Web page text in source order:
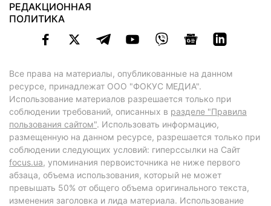
РЕДАКЦИОННАЯ
ПОЛИТИКА
Все права на материалы, опубликованные на данном
ресурсе, принадлежат ООО "ФОКУС МЕДИА".
Использование материалов разрешается только при
соблюдении требований, описанных в разделе "Правила
пользования сайтом". Использовать информацию,
размещенную на данном ресурсе, разрешается только при
соблюдении следующих условий: гиперссылки на Сайт
focus.ua, упоминания первоисточника не ниже первого
абзаца, объема использования, который не может
превышать 50% от общего объема оригинального текста,
изменения заголовка и лида материала. Использование